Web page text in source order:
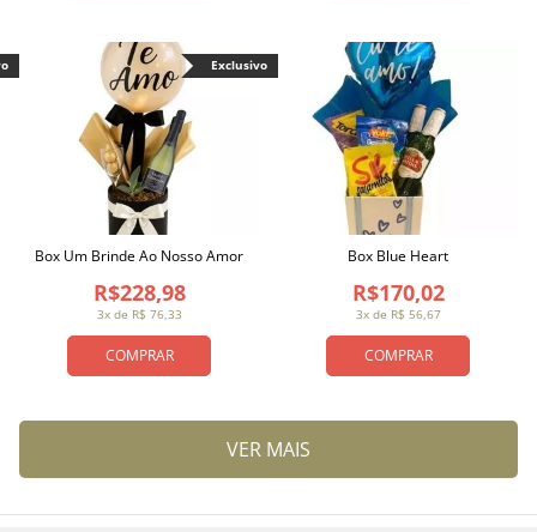
COMPRAR
3x de R$ 76,33
R$228,98
Box Um Brinde Ao Nosso Amor
Exclusivo
COMPRAR
3x de R$ 56,67
R$170,02
Box Blue Heart
VER MAIS